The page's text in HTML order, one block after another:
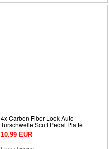
4x Carbon Fiber Look Auto
Türschwelle Scuff Pedal Platte
Aufkleber Anti-Scratch
10.99 EUR